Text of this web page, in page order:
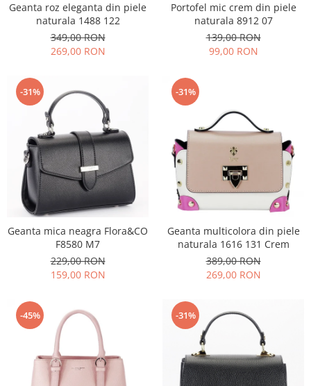
Geanta roz eleganta din piele
naturala 1488 122
349,00 RON
269,00 RON
Portofel mic crem din piele
naturala 8912 07
139,00 RON
99,00 RON
-31%
Geanta mica neagra Flora&CO
F8580 M7
229,00 RON
159,00 RON
-31%
Geanta multicolora din piele
naturala 1616 131 Crem
389,00 RON
269,00 RON
-45% -31%